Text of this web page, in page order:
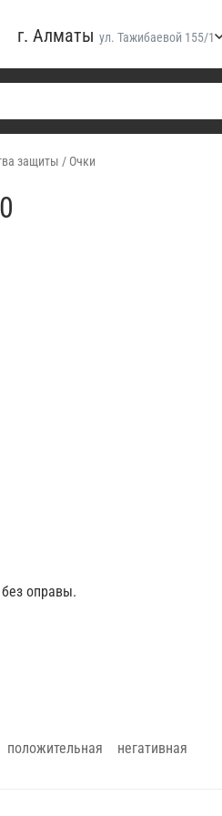
г. Алматы ул. Тажибаевой 155/1
защиты / Очки
оправы.
положительная негативная